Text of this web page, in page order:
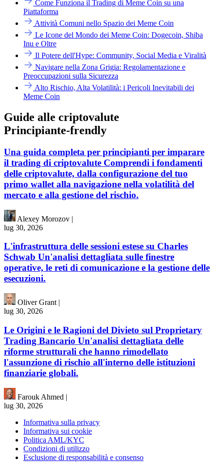
Come Funziona il Trading di Meme Coin su una
Piattaforma
Attività Comuni nello Spazio dei Meme Coin
Le Icone del Mondo dei Meme Coin: Dogecoin, Shiba
Inu e Oltre
Il Potere dell'Hype: Community, Social Media e Viralità
Navigare nella Zona Grigia: Regolamentazione e
Preoccupazioni sulla Sicurezza
Alto Rischio, Alta Volatilità: i Pericoli Inevitabili dei
Meme Coin
Guide alle criptovalute
Principiante-frendly
Una guida completa per principianti per imparare
il trading di criptovalute Comprendi i fondamenti
delle criptovalute, dalla configurazione del tuo
primo wallet alla navigazione nella volatilità del
mercato e alla gestione del rischio.
Alexey Morozov |
lug 30, 2026
L'infrastruttura delle sessioni estese su Charles
Schwab Un'analisi dettagliata sulle finestre
operative, le reti di comunicazione e la gestione delle
esecuzioni.
Oliver Grant |
lug 30, 2026
Le Origini e le Ragioni del Divieto sul Proprietary
Trading Bancario Un'analisi dettagliata delle
riforme strutturali che hanno rimodellato
l'assunzione di rischio all'interno delle istituzioni
finanziarie globali.
Farouk Ahmed |
lug 30, 2026
Informativa sulla privacy
Informativa sui cookie
Politica AML/KYC
Condizioni di utilizzo
Esclusione di responsabilità e consenso